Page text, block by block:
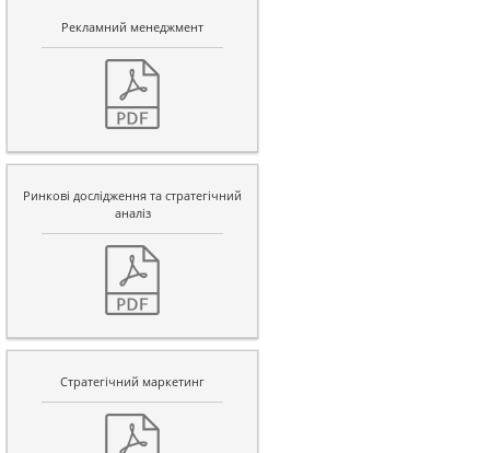
Рекламний менеджмент
Ринкові дослідження та стратегічний
аналіз
Стратегічний маркетинг